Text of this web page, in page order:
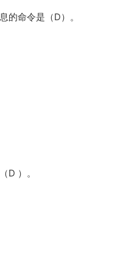
的命令是（D）。
D ）。